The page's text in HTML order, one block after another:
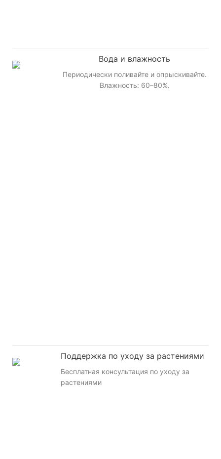
Вода и влажность
Периодически поливайте и опрыскивайте.
Влажность: 60–80%.
Поддержка по уходу за растениями
Бесплатная консультация по уходу за
растениями